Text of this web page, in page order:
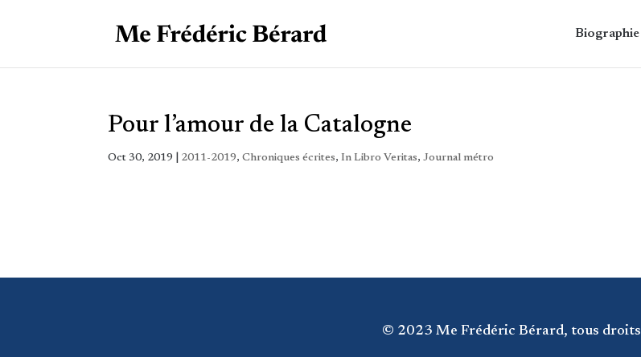
Biographie
Pour l’amour de la Catalogne
Oct 30, 2019 2011-2019,Chroniques écrites,In Libro Veritas,Journal métro
© 2023 Me Frédéric Bérard, tous droits